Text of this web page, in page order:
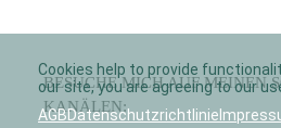
BESUCHE MICH AUF MEINEN
KANÄLEN:
Cookies help to provide
our site, you are agreeing to our
AGBDatenschutzrichtlinie